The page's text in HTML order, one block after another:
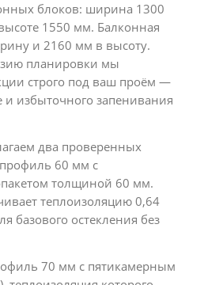
блоков: ширина 1300
1550 мм. Балконная
и 2160 мм в высоту.
планировки мы
строго под ваш проём —
и избыточного запенивания
два проверенных
60 мм с
толщиной 60 мм.
теплоизоляцию 0,64
базового остекления без
70 мм с пятикамерным